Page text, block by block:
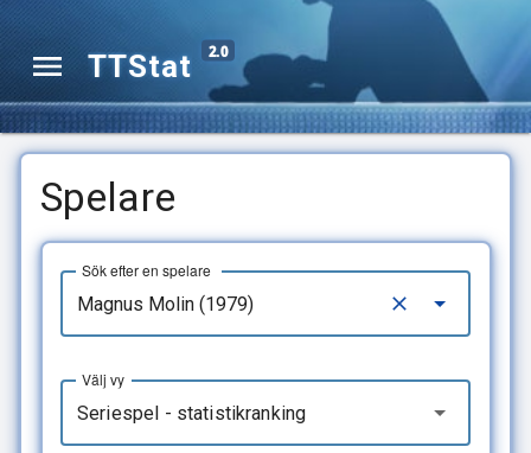
TTStat 2.0
Spelare
Sök efter en spelare
Seriespel - statistikranking
Välj vy